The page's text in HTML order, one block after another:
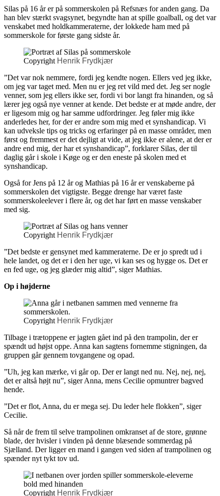
Silas på 16 år er på sommerskolen på Refsnæs for anden gang. Da
han blev stærkt svagsynet, begyndte han at spille goalball, og det var
venskabet med holdkammeraterne, der lokkede ham med på
sommerskole for første gang sidste år.
Copyright Henrik Frydkjær
”Det var nok nemmere, fordi jeg kendte nogen. Ellers ved jeg ikke,
om jeg var taget med. Men nu er jeg ret vild med det. Jeg ser nogle
venner, som jeg ellers ikke ser, fordi vi bor langt fra hinanden, og så
lærer jeg også nye venner at kende. Det bedste er at møde andre, der
er ligesom mig og har samme udfordringer. Jeg føler mig ikke
anderledes her, for der er andre som mig med et synshandicap. Vi
kan udveksle tips og tricks og erfaringer på en masse områder, men
først og fremmest er det dejligt at vide, at jeg ikke er alene, at der er
andre end mig, der har et synshandicap”, forklarer Silas, der til
daglig går i skole i Køge og er den eneste på skolen med et
synshandicap.
Også for Jens på 12 år og Mathias på 16 år er venskaberne på
sommerskolen det vigtigste. Begge drenge har været faste
sommerskoleelever i flere år, og det har ført en masse venskaber
med sig.
Copyright Henrik Frydkjær
”Det bedste er gensynet med kammeraterne. De er jo spredt ud i
hele landet, og det er i den her uge, vi kan ses og hygge os. Det er
en fed uge, og jeg glæder mig altid”, siger Mathias.
Op i højderne
Copyright Henrik Frydkjær
Tilbage i trætoppene er jagten gået ind på den trampolin, der er
spændt ud højst oppe. Anna kan sagtens fornemme stigningen, da
gruppen går gennem tovgangene og opad.
”Uh, jeg kan mærke, vi går op. Der er langt ned nu. Nej, nej, nej,
det er altså højt nu”, siger Anna, mens Cecilie opmuntrer bagved
hende.
”Det er flot, Anna, du er mega sej. Du leder hele flokken”, siger
Cecilie.
Så når de frem til selve trampolinen omkranset af de store, grønne
blade, der hvisler i vinden på denne blæsende sommerdag på
Sjælland. Der ligger en mand i gangen ved siden af trampolinen og
spænder nyt tykt tov ud.
Copyright Henrik Frydkjær